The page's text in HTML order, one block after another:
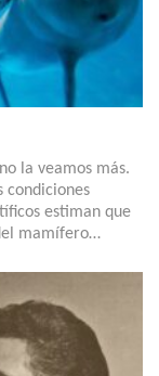
la veamos más.
condiciones
estiman que
mamífero…